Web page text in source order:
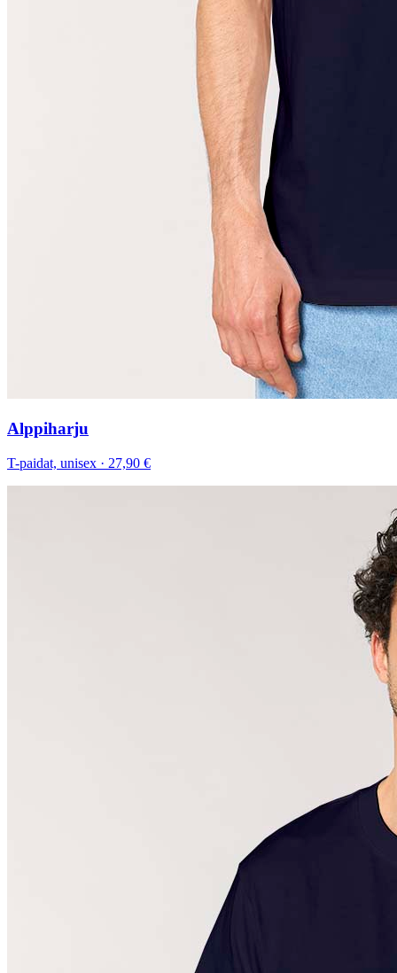
Alppiharju
T-paidat, unisex · 27,90 €